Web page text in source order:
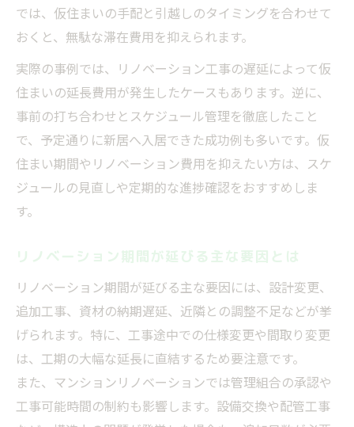
では、仮住まいの手配と引越しのタイミングを合わせて
おくと、無駄な滞在費用を抑えられます。
実際の事例では、リノベーション工事の遅延によって仮
住まいの延長費用が発生したケースもあります。逆に、
事前の打ち合わせとスケジュール管理を徹底したこと
で、予定通りに新居へ入居できた成功例も多いです。仮
住まい期間やリノベーション費用を抑えたい方は、スケ
ジュールの見直しや定期的な進捗確認をおすすめしま
す。
リノベーション期間が延びる主な要因とは
リノベーション期間が延びる主な要因には、設計変更、
追加工事、資材の納期遅延、近隣との調整不足などが挙
げられます。特に、工事途中での仕様変更や間取り変更
は、工期の大幅な延長に直結するため要注意です。
また、マンションリノベーションでは管理組合の承認や
工事可能時間の制約も影響します。設備交換や配管工事